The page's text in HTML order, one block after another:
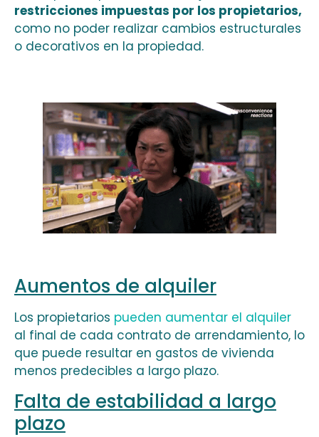
restricciones impuestas por los propietarios,
como no poder realizar cambios estructurales
o decorativos en la propiedad.
Aumentos de alquiler
Los propietarios pueden aumentar el alquiler
al final de cada contrato de arrendamiento, lo
que puede resultar en gastos de vivienda
menos predecibles a largo plazo.
Falta de estabilidad a largo
plazo